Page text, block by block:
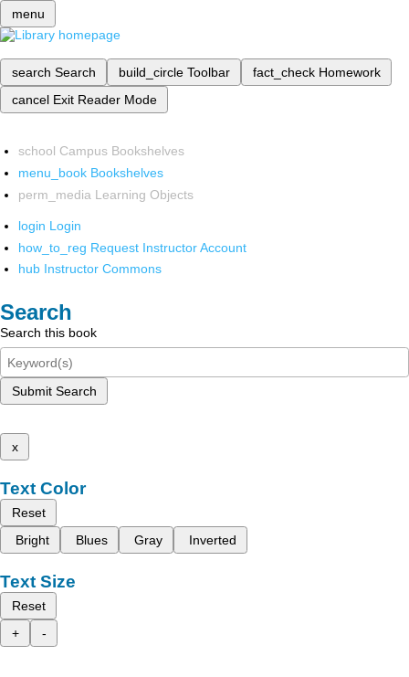
menu
search Search build_circle Toolbar fact_check Homework
cancel Exit Reader Mode
school Campus Bookshelves
menu_book Bookshelves
perm_media Learning Objects
login Login
how_to_reg Request Instructor Account
hub Instructor Commons
Search
Search this book
Submit Search
x
Text Color
Reset
Bright
Blues Gray Inverted
Text Size
Reset
+
-